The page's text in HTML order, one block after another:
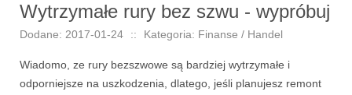
Wytrzymałe rury bez szwu - wypróbuj
Dodane: 2017-01-24 :: Kategoria: Finanse / Handel
Wiadomo, ze rury bezszwowe są bardziej wytrzymałe i
odporniejsze na uszkodzenia, dlatego, jeśli planujesz remont